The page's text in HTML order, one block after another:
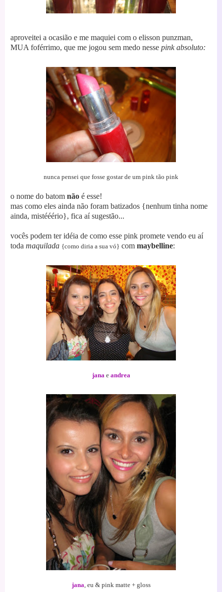
aproveitei a ocasião e me maquiei com o elisson punzman,
MUA foférrimo, que me jogou sem medo nesse pink absoluto:
nunca pensei que fosse gostar de um pink tão pink
o nome do batom não é esse!
mas como eles ainda não foram batizados {nenhum tinha nome
ainda, mistééério}, fica aí sugestão...
vocês podem ter idéia de como esse pink promete vendo eu aí
toda maquilada {como diria a sua vó} com maybelline:
jana e andrea
jana , eu & pink matte + gloss